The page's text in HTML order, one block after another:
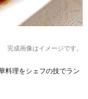
完成画像はイメージです。
料理をシェフの技でラン